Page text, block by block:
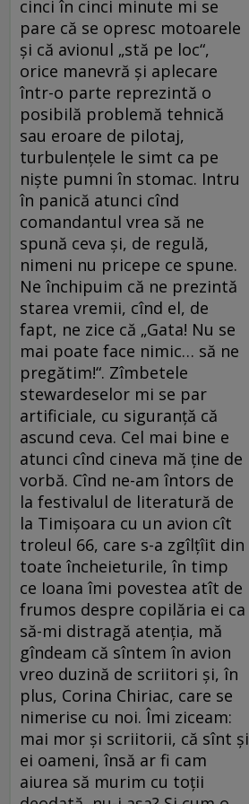
cinci în cinci minute mi se
pare că se opresc motoarele
și că avionul „stă pe loc“,
orice manevră și aplecare
într-o parte reprezintă o
posibilă problemă tehnică
sau eroare de pilotaj,
turbulențele le simt ca pe
niște pumni în stomac. Intru
în panică atunci cînd
comandantul vrea să ne
spună ceva și, de regulă,
nimeni nu pricepe ce spune.
Ne închipuim că ne prezintă
starea vremii, cînd el, de
fapt, ne zice că „Gata! Nu se
mai poate face nimic… să ne
pregătim!“. Zîmbetele
stewardeselor mi se par
artificiale, cu siguranță că
ascund ceva. Cel mai bine e
atunci cînd cineva mă ține de
vorbă. Cînd ne-am întors de
la festivalul de literatură de
la Timișoara cu un avion cît
troleul 66, care s-a zgîlțîit din
toate încheieturile, în timp
ce Ioana îmi povestea atît de
frumos despre copilăria ei ca
să-mi distragă atenția, mă
gîndeam că sîntem în avion
vreo duzină de scriitori și, în
plus, Corina Chiriac, care se
nimerise cu noi. Îmi ziceam:
mai mor și scriitorii, că sînt și
ei oameni, însă ar fi cam
aiurea să murim cu toții